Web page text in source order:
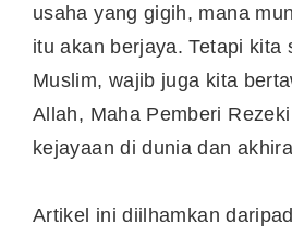
usaha yang gigih, mana
itu akan berjaya. Tetapi kita
Muslim, wajib juga kita
Allah, Maha Pemberi
kejayaan di dunia dan
Artikel ini diilhamkan